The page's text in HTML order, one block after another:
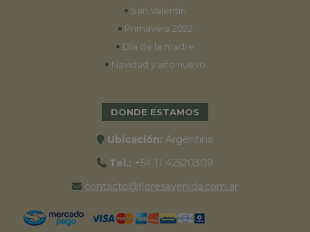
• San Valentín
• Primavera 2022
• Día de la madre
• Navidad y año nuevo
DONDE ESTAMOS
Ubicación: Argentina
Tel.: +54 11 42520309
contacto@floresavenida.com.ar